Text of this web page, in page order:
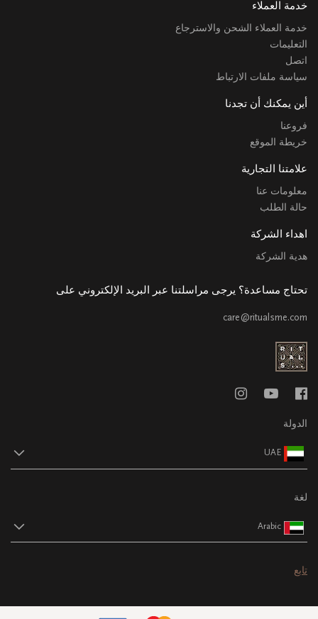
خدمة العملاء
خدمة العملاء الشحن والاسترجاع
التعليمات
اتصل
سياسة ملفات الارتباط
أين يمكنك أن تجدنا
فروعنا
خريطة الموقع
علامتنا التجارية
معلومات عنا
حالة الطلب
اهداء الشركة
هدية الشركة
تحتاج مساعدة؟ يرجى مراسلتنا عبر البريد الإلكتروني على
care@ritualsme.com
الدولة
UAE
لغة
Arabic
تابع